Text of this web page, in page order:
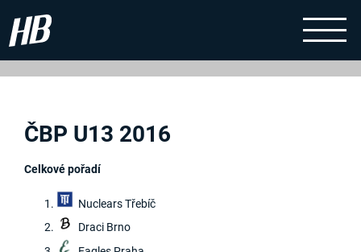
ČBP U13 2016
Celkové pořadí
Nuclears Třebíč
Draci Brno